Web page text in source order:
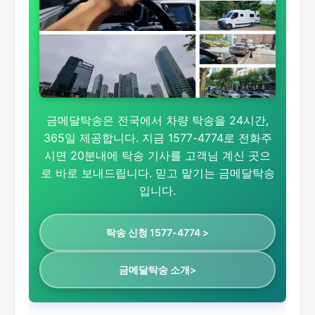
금메달탁송은 전국에서 차량 탁송을 24시간,
365일 제공합니다. 지금 1577-4774로 전화주
시면 20분내에 탁송 기사를 고객님 계신 곳으
로 바로 보내드립니다. 믿고 맡기는 금메달탁송
입니다.
탁송 신청 1577-4774 >
금메달탁송 소개>